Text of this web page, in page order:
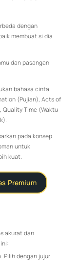
dengan
membuat si dia
dan pasangan
bahasa cinta
(Pujian), Acts of
Quality Time (Waktu
pada konsep
untuk
kuat.
Premium
akurat dan
Pilih dengan jujur